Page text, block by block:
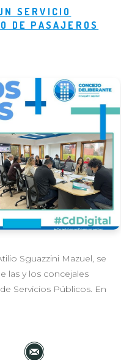
SERVICIO
DE PASAJEROS
Sguazzini Mazuel, se
las y los concejales
Servicios Públicos. En